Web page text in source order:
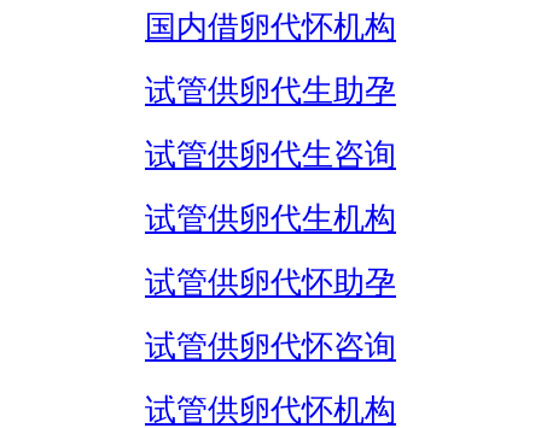
国内借卵代怀机构
试管供卵代生助孕
试管供卵代生咨询
试管供卵代生机构
试管供卵代怀助孕
试管供卵代怀咨询
试管供卵代怀机构